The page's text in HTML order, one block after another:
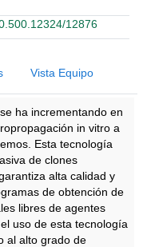
12876
Vista Equipo
ha incrementando en
in vitro a
Esta tecnología
de clones
alta calidad y
de obtención de
libres de agentes
uso de esta tecnología
al alto grado de